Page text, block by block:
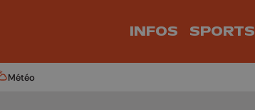
INFOS SPORTS
Météo
Météo